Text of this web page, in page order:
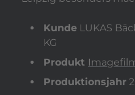
Kunde LUKAS
KG
Produkt
Produktionsjahr